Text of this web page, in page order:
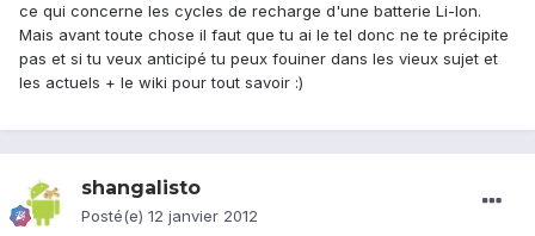
ce qui concerne les cycles de recharge d'une batterie Li-Ion.
Mais avant toute chose il faut que tu ai le tel donc ne te précipite
pas et si tu veux anticipé tu peux fouiner dans les vieux sujet et
les actuels + le wiki pour tout savoir :)
shangalisto
Posté(e) 12 janvier 2012